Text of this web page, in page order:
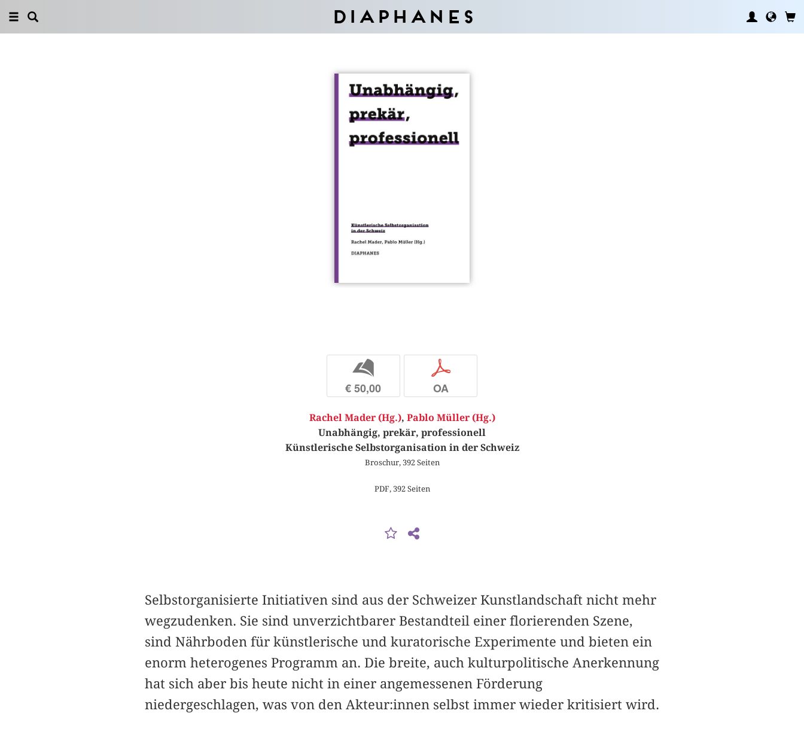
Diaphanes
b
€ 50,00
p
OA
Rachel Mader (Hg.), Pablo Müller (Hg.)
Unabhängig, prekär, professionell
Künstlerische Selbstorganisation in der Schweiz
Broschur, 392 Seiten
PDF, 392 Seiten
Selbstorganisierte Initiativen sind aus der Schweizer Kunstlandschaft nicht mehr
wegzudenken. Sie sind unverzichtbarer Bestandteil einer florierenden Szene,
sind Nährboden für künstlerische und kuratorische Experimente und bieten ein
enorm heterogenes Programm an. Die breite, auch kulturpolitische Anerkennung
hat sich aber bis heute nicht in einer angemessenen Förderung
niedergeschlagen, was von den Akteur:innen selbst immer wieder kritisiert wird.